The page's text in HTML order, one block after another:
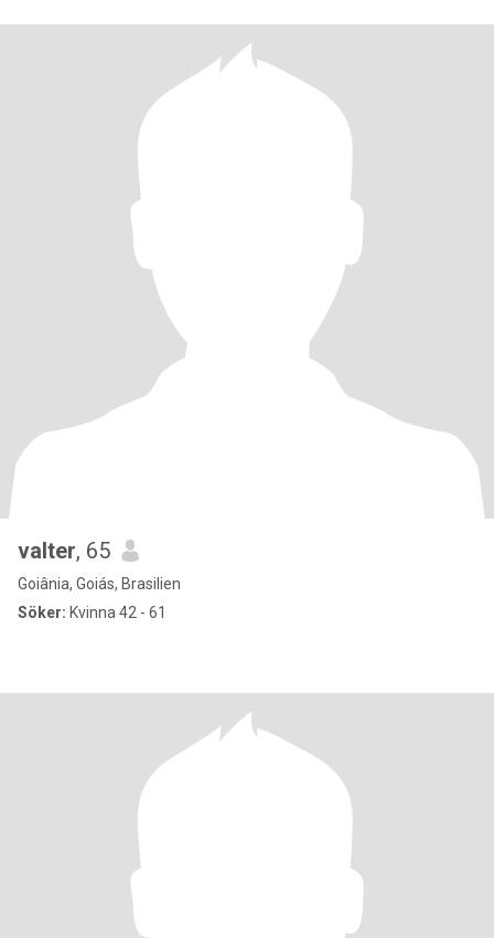
valter, 65
Goiânia, Goiás, Brasilien
Söker: Kvinna 42 - 61